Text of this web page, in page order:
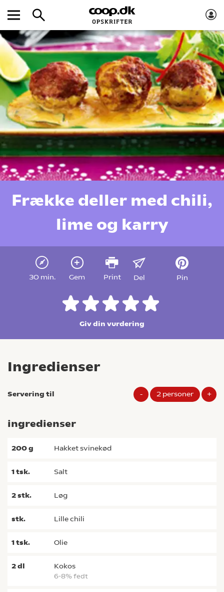
Frække deller med chili,
lime og karry
30 min. Gem Print Del Pin
Giv din vurdering
Ingredienser
Servering til - 2 personer +
ingredienser
200g hakket svinekød
1tsk. salt
2stk. løg
stk. lille chili
1tsk. olie
2dl kokos
6-8% fedt